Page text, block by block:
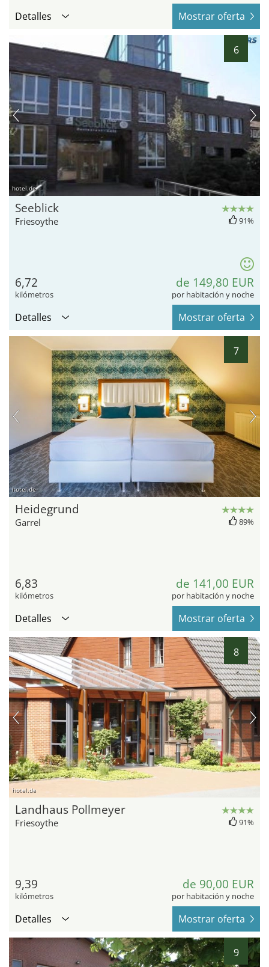
Detalles Mostrar oferta
6
hotel.de
Seeblick
Friesoythe 91%
6,72
kilómetros
de 149,80 EUR
por habitación y noche
Detalles Mostrar oferta
7
hotel.de
Heidegrund
Garrel 89%
6,83
kilómetros
de 141,00 EUR
por habitación y noche
Detalles Mostrar oferta
8
hotel.de
Landhaus Pollmeyer
Friesoythe 91%
9,39
kilómetros
de 90,00 EUR
por habitación y noche
Detalles Mostrar oferta
9